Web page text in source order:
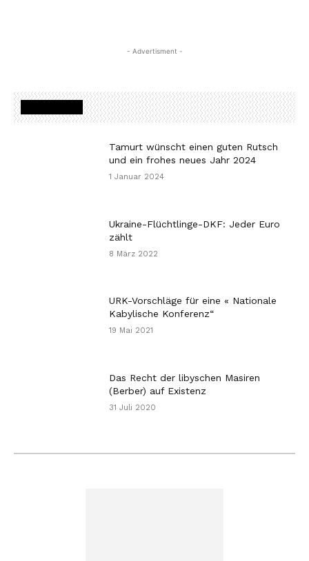
- Advertisment -
Tamurt wünscht einen guten Rutsch
und ein frohes neues Jahr 2024
1 Januar 2024
Ukraine-Flüchtlinge-DKF: Jeder Euro
zählt
8 März 2022
URK-Vorschläge für eine « Nationale
Kabylische Konferenz“
19 Mai 2021
Das Recht der libyschen Masiren
(Berber) auf Existenz
31 Juli 2020